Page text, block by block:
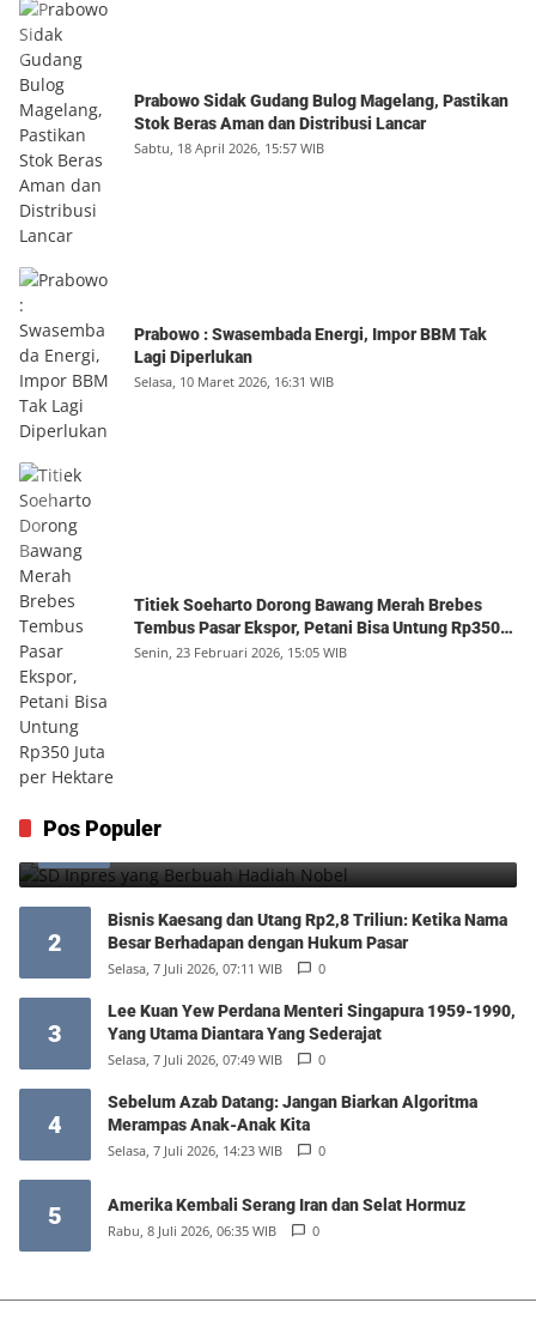
Prabowo Sidak Gudang Bulog Magelang, Pastikan
Stok Beras Aman dan Distribusi Lancar
Sabtu, 18 April 2026, 15:57 WIB
Prabowo : Swasembada Energi, Impor BBM Tak
Lagi Diperlukan
Selasa, 10 Maret 2026, 16:31 WIB
Titiek Soeharto Dorong Bawang Merah Brebes
Tembus Pasar Ekspor, Petani Bisa Untung Rp350
Juta per Hektare
Senin, 23 Februari 2026, 15:05 WIB
Pos Populer
1 SD Inpres yang Berbuah Hadiah Nobel
2
Bisnis Kaesang dan Utang Rp2,8 Triliun: Ketika Nama
Besar Berhadapan dengan Hukum Pasar
Selasa, 7 Juli 2026, 07:11 WIB 0
3
Lee Kuan Yew Perdana Menteri Singapura 1959-1990,
Yang Utama Diantara Yang Sederajat
Selasa, 7 Juli 2026, 07:49 WIB 0
4
Sebelum Azab Datang: Jangan Biarkan Algoritma
Merampas Anak-Anak Kita
Selasa, 7 Juli 2026, 14:23 WIB 0
5 Amerika Kembali Serang Iran dan Selat Hormuz
Rabu, 8 Juli 2026, 06:35 WIB 0